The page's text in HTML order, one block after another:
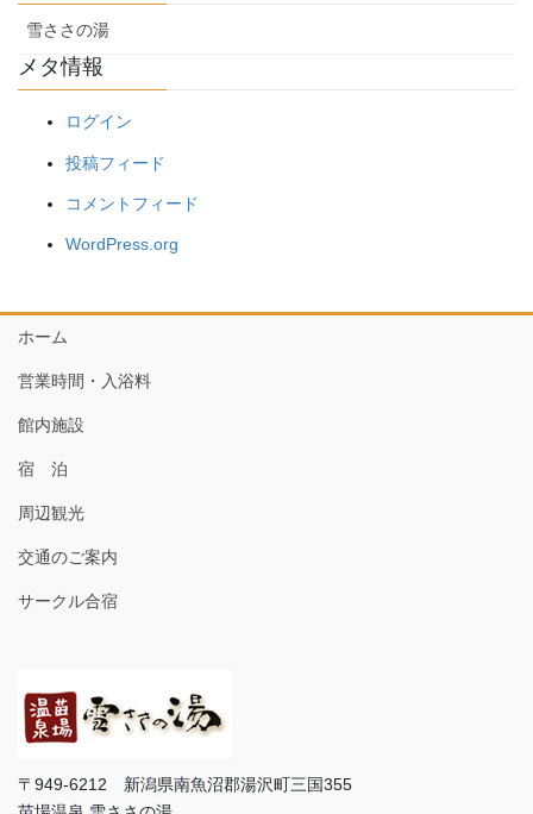
雪ささの湯
メタ情報
ログイン
投稿フィード
コメントフィード
WordPress.org
ホーム
営業時間・入浴料
館内施設
宿 泊
周辺観光
交通のご案内
サークル合宿
〒949-6212 新潟県南魚沼郡湯沢町三国355